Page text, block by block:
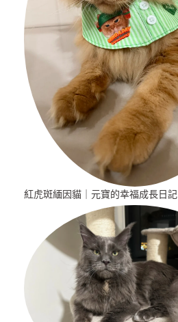
紅虎斑緬因貓｜元寶的幸福成長日記